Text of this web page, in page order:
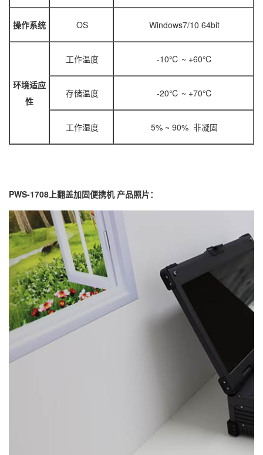
操作系统 OS Windows7/10 64bit
环境适应
性
工作温度 -10℃ ~ +60℃
存储温度 -20℃ ~ +70℃
工作湿度 5% ~ 90% 非凝固
PWS-1708上翻盖加固便携机 产品照片：